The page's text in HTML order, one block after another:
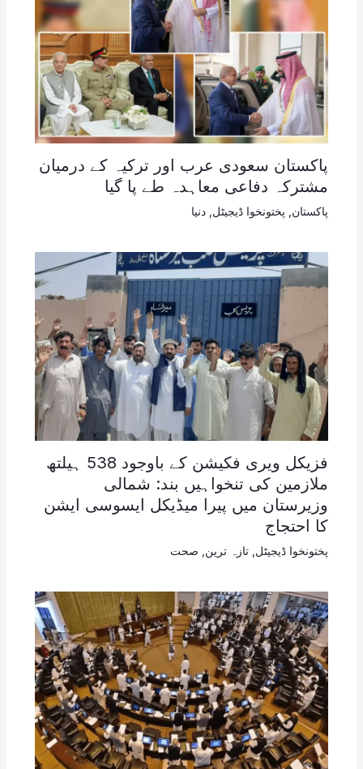
پاکستان سعودی عرب اور ترکیہ کے درمیان
مشترکہ دفاعی معاہدہ طے پا گیا
پاکستان پختونخوا ڈیجیٹل دنیا
فزیکل ویری فکیشن کے باوجود 538 ہیلتھ
ملازمین کی تنخواہیں بند: شمالی
وزیرستان میں پیرا میڈیکل ایسوسی ایشن
کا احتجاج
پختونخوا ڈیجیٹل تازہ ترین صحت